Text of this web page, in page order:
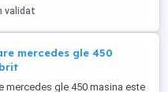
validat
mercedes gle 450
mercedes gle 450 masina este